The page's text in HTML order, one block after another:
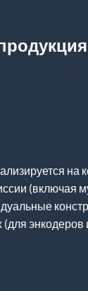
на
(включая
(для энкодеров